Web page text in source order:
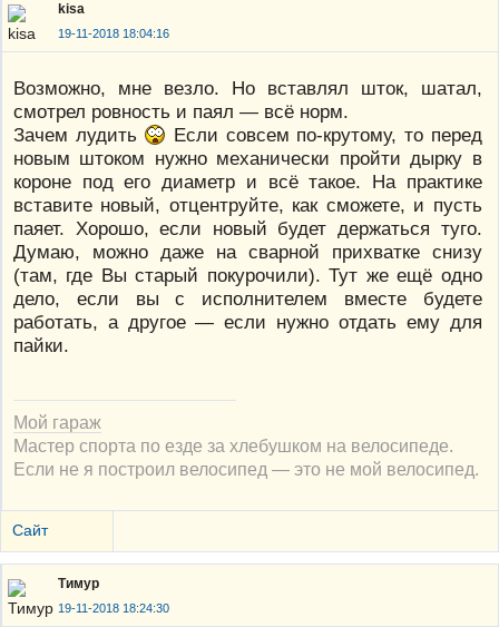
kisa
19-11-2018 18:04:16
Возможно, мне везло. Но вставлял шток, шатал,
смотрел ровность и паял — всё норм.
Зачем лудить
Если совсем по-крутому, то перед
новым штоком нужно механически пройти дырку в
короне под его диаметр и всё такое. На практике
вставите новый, отцентруйте, как сможете, и пусть
паяет. Хорошо, если новый будет держаться туго.
Думаю, можно даже на сварной прихватке снизу
(там, где Вы старый покурочили). Тут же ещё одно
дело, если вы с исполнителем вместе будете
работать, а другое — если нужно отдать ему для
пайки.
Мой гараж
Мастер спорта по езде за хлебушком на велосипеде.
Если не я построил велосипед — это не мой велосипед.
Сайт
Тимур
19-11-2018 18:24:30